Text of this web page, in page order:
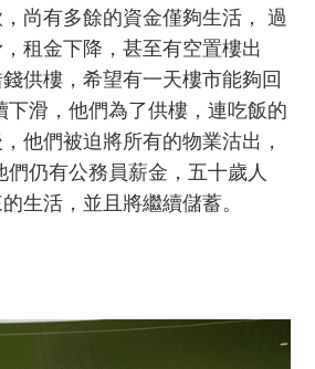
尚有多餘的資金僅夠生活， 過
租金下降，甚至有空置樓出
供樓，希望有一天樓市能夠回
下滑，他們為了供樓，連吃飯的
他們被迫將所有的物業沽出，
仍有公務員薪金，五十歲人
生活，並且將繼續儲蓄。